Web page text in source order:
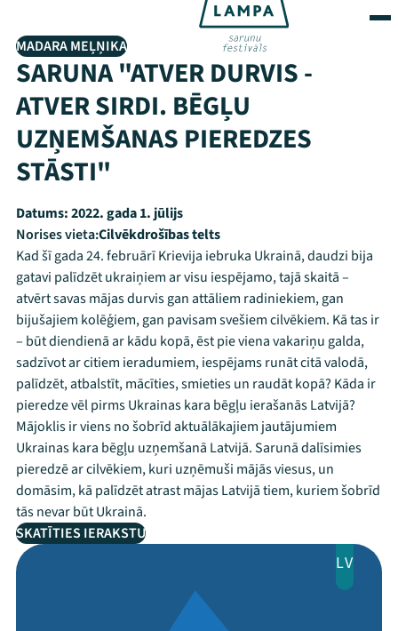
MADARA MEĻŅIKA
SARUNA "ATVER DURVIS -
ATVER SIRDI. BĒGĻU
UZŅEMŠANAS PIEREDZES
STĀSTI"
Datums:2022. gada 1. jūlijs
Norises vieta:Cilvēkdrošības telts
Kad šī gada 24. februārī Krievija iebruka Ukrainā, daudzi bija
gatavi palīdzēt ukraiņiem ar visu iespējamo, tajā skaitā –
atvērt savas mājas durvis gan attāliem radiniekiem, gan
bijušajiem kolēģiem, gan pavisam svešiem cilvēkiem. Kā tas ir
– būt diendienā ar kādu kopā, ēst pie viena vakariņu galda,
sadzīvot ar citiem ieradumiem, iespējams runāt citā valodā,
palīdzēt, atbalstīt, mācīties, smieties un raudāt kopā? Kāda ir
pieredze vēl pirms Ukrainas kara bēgļu ierašanās Latvijā?
Mājoklis ir viens no šobrīd aktuālākajiem jautājumiem
Ukrainas kara bēgļu uzņemšanā Latvijā. Sarunā dalīsimies
pieredzē ar cilvēkiem, kuri uzņēmuši mājās viesus, un
domāsim, kā palīdzēt atrast mājas Latvijā tiem, kuriem šobrīd
tās nevar būt Ukrainā.
SKATĪTIES IERAKSTU
LV